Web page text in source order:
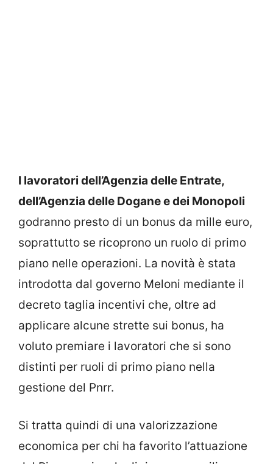
I lavoratori dell’Agenzia delle Entrate,
dell’Agenzia delle Dogane e dei Monopoli
godranno presto di un bonus da mille euro,
soprattutto se ricoprono un ruolo di primo
piano nelle operazioni. La novità è stata
introdotta dal governo Meloni mediante il
decreto taglia incentivi che, oltre ad
applicare alcune strette sui bonus, ha
voluto premiare i lavoratori che si sono
distinti per ruoli di primo piano nella
gestione del Pnrr.
Si tratta quindi di una valorizzazione
economica per chi ha favorito l’attuazione